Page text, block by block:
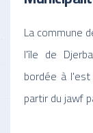
La commune
l'île de
bordée à
partir du jawf